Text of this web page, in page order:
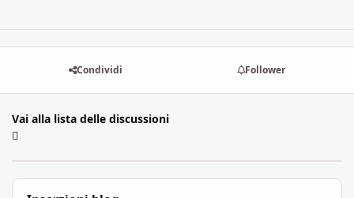
Condividi Follower
Vai alla lista delle discussioni